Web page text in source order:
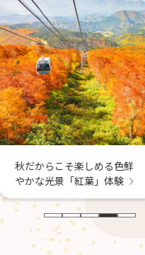
日本文化の神髄を感じる宿
坊体験